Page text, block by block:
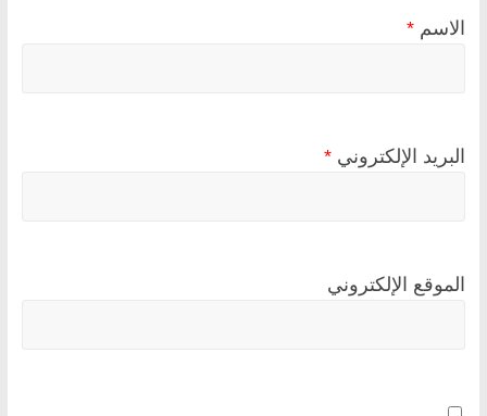
الاسم *
البريد الإلكتروني *
الموقع الإلكتروني